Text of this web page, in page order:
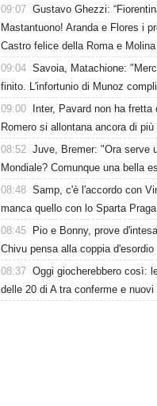
09:07 Gustavo Ghezzi:
Mastantuono! Aranda e Flores i
Castro felice della Roma e
09:04 Savoia, Matachione:
finito. L'infortunio di Munoz
09:00
Inter, Pavard non ha
Romero si allontana ancora di più
08:52 Juve, Bremer: "Ora serve
Mondiale? Comunque una bella
08:48 Samp, c'è l'accordo con
manca quello con lo Sparta Praga
08:45
Pio e Bonny, prove
Chivu pensa alla coppia d'esordio
08:37 Oggi giocherebbero così:
delle 20 di A tra conferme e nuovi